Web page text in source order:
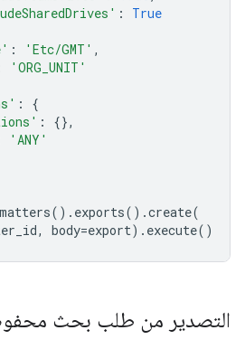
:
True
: 'Etc/GMT' ,
'ORG_UNIT'
:
{
:
{},
'ANY'
matters() . exports() .create(
, body=export) . execute()
التصدير من طلب بحث